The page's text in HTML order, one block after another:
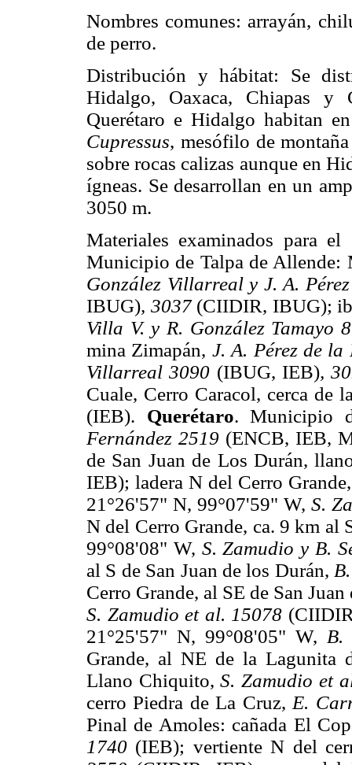
Nombres comunes: arrayán,
de perro.
Distribución y hábitat: Se
Hidalgo, Oaxaca, Chiapas y
Querétaro e Hidalgo habitan
Cupressus, mesófilo de
sobre rocas calizas aunque en
ígneas. Se desarrollan en un
3050 m.
Materiales examinados para
Municipio de Talpa de Allende:
González Villarreal y J. A.
IBUG), 3037(CIIDIR, IBUG);
Villa V. y R. González Tamayo
mina Zimapán, J. A. Pérez de la
Villarreal 3090 (IBUG, IEB),
Cuale, Cerro Caracol, cerca de
(IEB). Querétaro. Municipio
Fernández 2519 (ENCB, IEB,
de San Juan de Los Durán,
IEB); ladera N del Cerro
21°26'57" N, 99°07'59" W, S.
N del Cerro Grande, ca. 9 km al
99°08'08" W, S. Zamudio y B.
al S de San Juan de los Durán,
Cerro Grande, al SE de San
S. Zamudio et al. 15078
21°25'57" N, 99°08'05" W, B.
Grande, al NE de la Lagunita
Llano Chiquito,S. Zamudio et
cerro Piedra de La Cruz, E.
Pinal de Amoles: cañada El
1740 (IEB); vertiente N del